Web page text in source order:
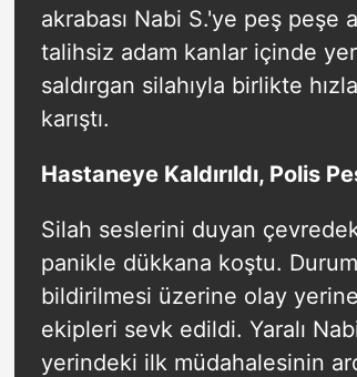
akrabası Nabi S.'ye peş peşe
talihsiz adam kanlar içinde
saldırgan silahıyla birlikte
karıştı.
Hastaneye Kaldırıldı, Polis
Silah seslerini duyan
panikle dükkana koştu.
bildirilmesi üzerine olay
ekipleri sevk edildi. Yaralı
yerindeki ilk müdahalesinin